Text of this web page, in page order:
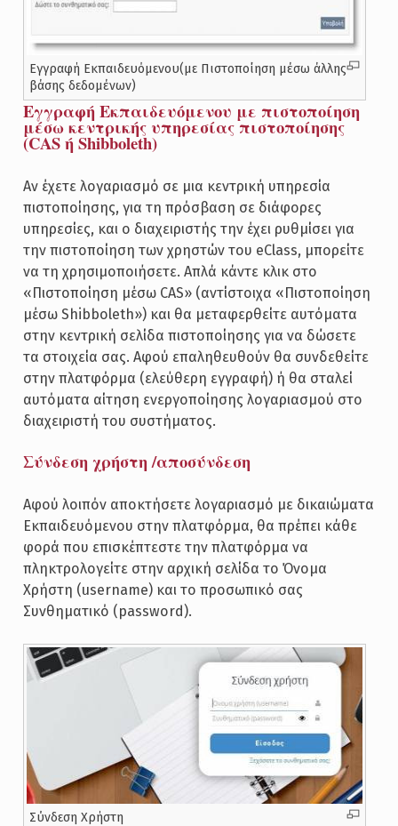
Εγγραφή Εκπαιδευόμενου(με Πιστοποίηση μέσω άλλης
βάσης δεδομένων)
Εγγραφή Εκπαιδευόμενου με πιστοποίηση
μέσω κεντρικής υπηρεσίας πιστοποίησης
(CAS ή Shibboleth)
Αν έχετε λογαριασμό σε μια κεντρική υπηρεσία
πιστοποίησης, για τη πρόσβαση σε διάφορες
υπηρεσίες, και ο διαχειριστής την έχει ρυθμίσει για
την πιστοποίηση των χρηστών του eClass, μπορείτε
να τη χρησιμοποιήσετε. Απλά κάντε κλικ στο
«Πιστοποίηση μέσω CAS» (αντίστοιχα «Πιστοποίηση
μέσω Shibboleth») και θα μεταφερθείτε αυτόματα
στην κεντρική σελίδα πιστοποίησης για να δώσετε
τα στοιχεία σας. Αφού επαληθευθούν θα συνδεθείτε
στην πλατφόρμα (ελεύθερη εγγραφή) ή θα σταλεί
αυτόματα αίτηση ενεργοποίησης λογαριασμού στο
διαχειριστή του συστήματος.
Σύνδεση χρήστη /αποσύνδεση
Αφού λοιπόν αποκτήσετε λογαριασμό με δικαιώματα
Εκπαιδευόμενου στην πλατφόρμα, θα πρέπει κάθε
φορά που επισκέπτεστε την πλατφόρμα να
πληκτρολογείτε στην αρχική σελίδα το Όνομα
Χρήστη (username) και το προσωπικό σας
Συνθηματικό (password).
Σύνδεση Χρήστη